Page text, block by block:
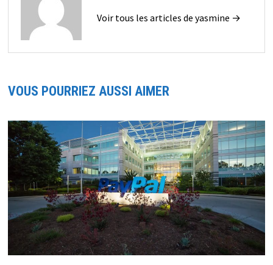
Voir tous les articles de yasmine →
VOUS POURRIEZ AUSSI AIMER